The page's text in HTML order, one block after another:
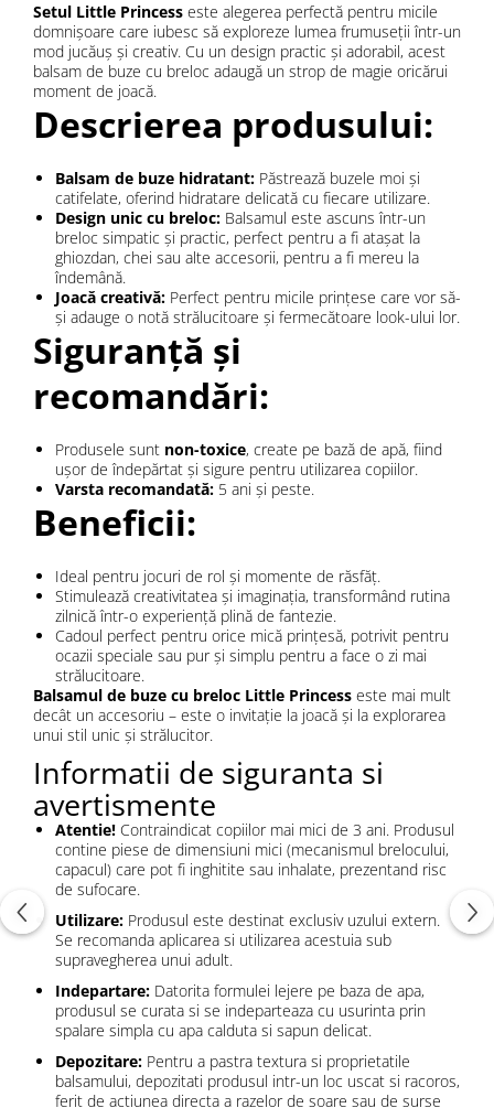
Setul Little Princess este alegerea perfectă pentru micile
domnișoare care iubesc să exploreze lumea frumuseții într-un
mod jucăuș și creativ. Cu un design practic și adorabil, acest
balsam de buze cu breloc adaugă un strop de magie oricărui
moment de joacă.
Descrierea produsului:
Balsam de buze hidratant: Păstrează buzele moi și
catifelate, oferind hidratare delicată cu fiecare utilizare.
Design unic cu breloc: Balsamul este ascuns într-un
breloc simpatic și practic, perfect pentru a fi atașat la
ghiozdan, chei sau alte accesorii, pentru a fi mereu la
îndemână.
Joacă creativă: Perfect pentru micile prințese care vor să-
și adauge o notă strălucitoare și fermecătoare look-ului lor.
Siguranță și
recomandări:
Produsele sunt non-toxice, create pe bază de apă, fiind
ușor de îndepărtat și sigure pentru utilizarea copiilor.
Varsta recomandată: 5 ani și peste.
Beneficii:
Ideal pentru jocuri de rol și momente de răsfăț.
Stimulează creativitatea și imaginația, transformând rutina
zilnică într-o experiență plină de fantezie.
Cadoul perfect pentru orice mică prințesă, potrivit pentru
ocazii speciale sau pur și simplu pentru a face o zi mai
strălucitoare.
Balsamul de buze cu breloc Little Princess este mai mult
decât un accesoriu – este o invitație la joacă și la explorarea
unui stil unic și strălucitor.
Informatii de siguranta si
avertismente
Atentie! Contraindicat copiilor mai mici de 3 ani. Produsul
contine piese de dimensiuni mici (mecanismul brelocului,
capacul) care pot fi inghitite sau inhalate, prezentand risc
de sufocare.
Utilizare: Produsul este destinat exclusiv uzului extern.
Se recomanda aplicarea si utilizarea acestuia sub
supravegherea unui adult.
Indepartare: Datorita formulei lejere pe baza de apa,
produsul se curata si se indeparteaza cu usurinta prin
spalare simpla cu apa calduta si sapun delicat.
Depozitare: Pentru a pastra textura si proprietatile
balsamului, depozitati produsul intr-un loc uscat si racoros,
ferit de actiunea directa a razelor de soare sau de surse